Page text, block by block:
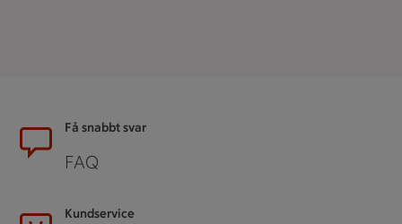
SidfotFå snabbt svar
FAQ
Kundservice